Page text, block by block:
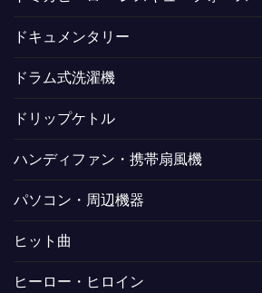
ドキュメンタリー
ドラム式洗濯機
ドリップケトル
ハンディファン・携帯扇風機
パソコン・周辺機器
ヒット曲
ヒーロー・ヒロイン